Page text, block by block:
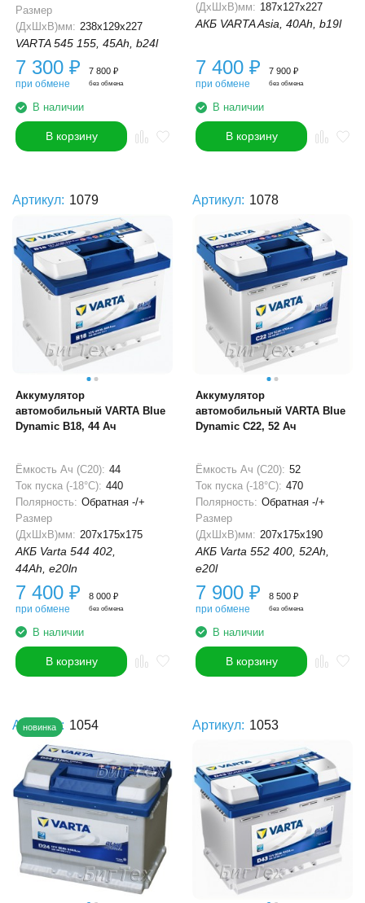
Размер
(ДхШхВ)мм: 238x129x227
VARTA 545 155, 45Ah, b24l
7 300 ₽
при обмене
7 800 ₽
без обмена
В наличии
В корзину
(ДхШхВ)мм: 187x127x227
АКБ VARTA Asia, 40Ah, b19l
7 400 ₽
при обмене
7 900 ₽
без обмена
В наличии
В корзину
Артикул: 1079
Аккумулятор
автомобильный VARTA Blue
Dynamic B18, 44 Ач
Ёмкость Ач (С20): 44
Ток пуска (-18°С): 440
Полярность: Обратная -/+
Размер
(ДхШхВ)мм: 207x175x175
АКБ Varta 544 402,
44Ah, e20ln
7 400 ₽
при обмене
8 000 ₽
без обмена
В наличии
В корзину
Артикул: 1078
Аккумулятор
автомобильный VARTA Blue
Dynamic C22, 52 Ач
Ёмкость Ач (С20): 52
Ток пуска (-18°С): 470
Полярность: Обратная -/+
Размер
(ДхШхВ)мм: 207x175x190
АКБ Varta 552 400, 52Ah,
e20l
7 900 ₽
при обмене
8 500 ₽
без обмена
В наличии
В корзину
новинка
Артикул: 1054 Артикул: 1053